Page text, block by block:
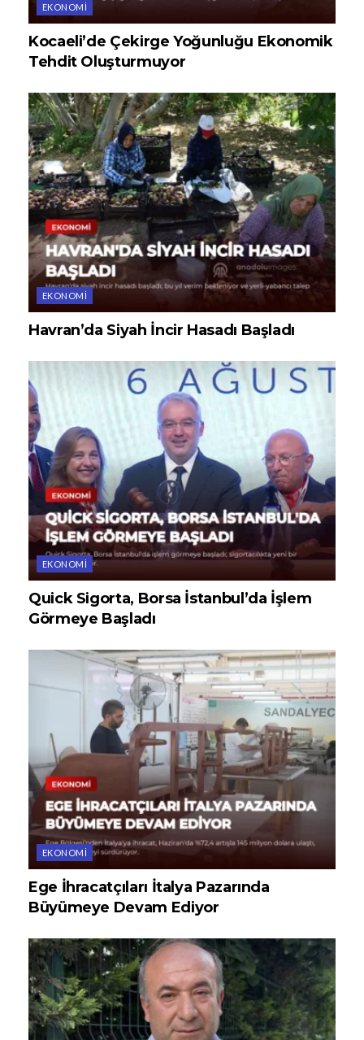
EKONOMI
Kocaeli’de Çekirge Yoğunluğu Ekonomik
Tehdit Oluşturmuyor
EKONOMI
Havran’da Siyah İncir Hasadı Başladı
EKONOMI
Quick Sigorta, Borsa İstanbul’da İşlem
Görmeye Başladı
EKONOMI
Ege İhracatçıları İtalya Pazarında
Büyümeye Devam Ediyor